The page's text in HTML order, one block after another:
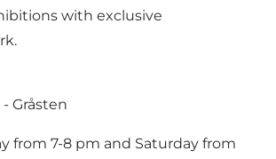
with exclusive
Gråsten
from 7-8 pm and Saturday from